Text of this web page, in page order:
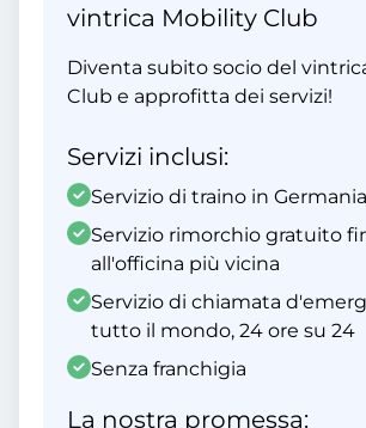
vintrica Mobility Club
Diventa subito socio del
Club e approfitta dei servizi!
Servizi inclusi:
Servizio di traino in Germania
Servizio rimorchio gratuito
all'officina più vicina
Servizio di chiamata
tutto il mondo, 24 ore su 24
Senza franchigia
La nostra promessa: